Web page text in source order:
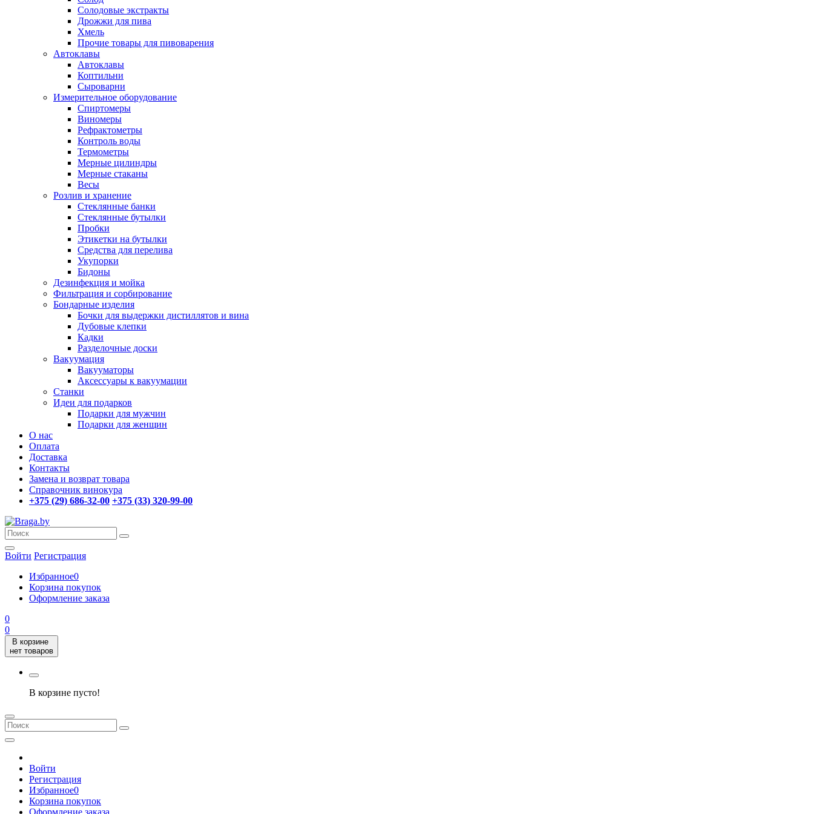
Солодовые экстракты
Дрожжи для пива
Хмель
Прочие товары для пивоварения
Автоклавы
Автоклавы
Коптильни
Сыроварни
Измерительное оборудование
Спиртомеры
Виномеры
Рефрактометры
Контроль воды
Термометры
Мерные цилиндры
Мерные стаканы
Весы
Розлив и хранение
Стеклянные банки
Стеклянные бутылки
Пробки
Этикетки на бутылки
Средства для перелива
Укупорки
Бидоны
Дезинфекция и мойка
Фильтрация и сорбирование
Бондарные изделия
Бочки для выдержки дистиллятов и вина
Дубовые клепки
Кадки
Разделочные доски
Вакуумация
Вакууматоры
Аксессуары к вакуумации
Станки
Идеи для подарков
Подарки для мужчин
Подарки для женщин
О нас
Оплата
Доставка
Контакты
Замена и возврат товара
Справочник винокура
+375 (29) 686-32-00 +375 (33) 320-99-00
Войти Регистрация
Избранное0
Корзина покупок
Оформление заказа
0
0
В корзине
нет товаров
В корзине пусто!
Войти
Регистрация
Избранное0
Корзина покупок
Оформление заказа